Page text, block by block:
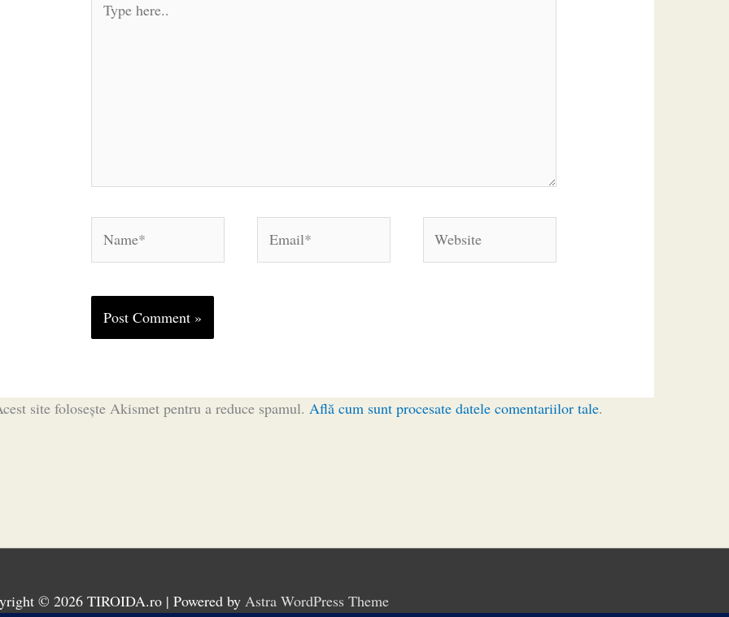
here..
site folosește Akismet pentru a reduce spamul. Află cum sunt procesate datele comentariilor tale.
© 2026 TIROIDA.ro | Powered by Astra WordPress Theme